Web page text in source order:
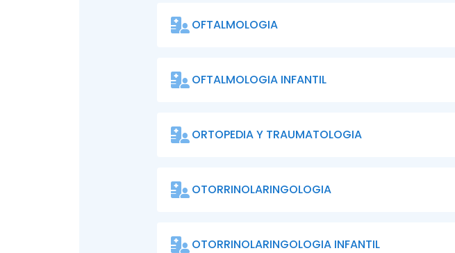
OFTALMOLOGIA
OFTALMOLOGIA INFANTIL
ORTOPEDIA Y TRAUMATOLOGIA
OTORRINOLARINGOLOGIA
OTORRINOLARINGOLOGIA INFANTIL